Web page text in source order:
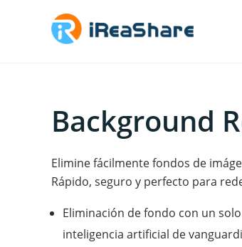
Background
Elimine fácilmente fondos de
Rápido, seguro y perfecto para
Eliminación de fondo con un
inteligencia artificial de